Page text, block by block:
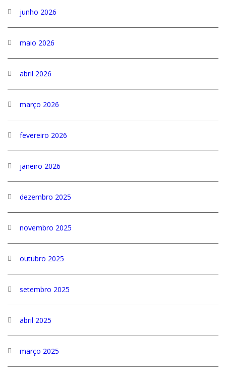
junho 2026
maio 2026
abril 2026
março 2026
fevereiro 2026
janeiro 2026
dezembro 2025
novembro 2025
outubro 2025
setembro 2025
abril 2025
março 2025